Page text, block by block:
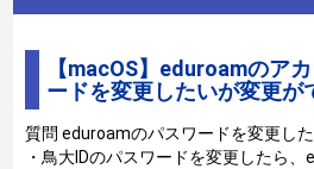
【macOS】eduroamのア
ードを変更したいが変更が
質問 eduroamのパスワードを変更し
・鳥大IDのパスワードを変更したら